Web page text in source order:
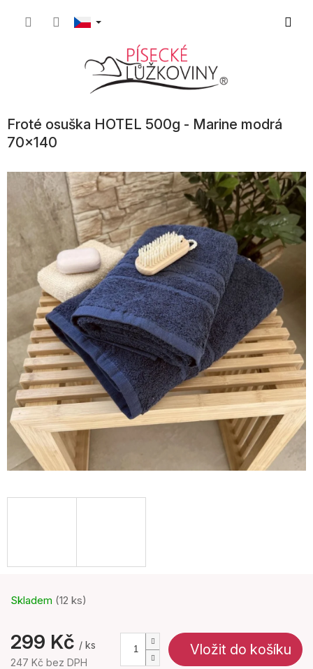
Froté osuška HOTEL 500g - Marine modrá
70x140
Skladem (12 ks)
299 Kč / ks
247 Kč bez DPH
Vložit do košíku